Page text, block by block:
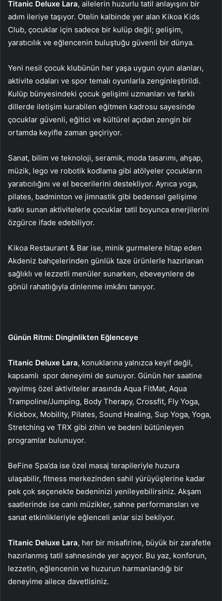
Titanic Deluxe Lara, ailelerin huzurlu tatil anlayışını bir
adım ileriye taşıyor. Otelin kalbinde yer alan Kikoa Kids
Club, çocuklar için sadece bir kulüp değil; gelişim,
yaratıcılık ve eğlencenin buluştuğu güvenli bir dünya.
Yeni nesil çocuk klubünün her yaşa uygun oyun alanları,
aktivite odaları ve spor temalı oyunlarla zenginleştirildi.
Kulüp bünyesindeki çocuk gelişimi uzmanları ve farklı
dillerde iletişim kurabilen eğitmen kadrosu sayesinde
çocuklar güvenli, eğitici ve kültürel açıdan zengin bir
ortamda keyifle zaman geçiriyor.
Sanat, bilim ve teknoloji, seramik, moda tasarımı, ahşap,
müzik, lego ve robotik kodlama gibi atölyeler çocukların
yaratıcılığını ve el becerilerini destekliyor. Ayrıca yoga,
pilates, badminton ve jimnastik gibi bedensel gelişime
katkı sunan aktivitelerle çocuklar tatil boyunca enerjilerini
özgürce ifade edebiliyor.
Kikoa Restaurant & Bar ise, minik gurmelere hitap eden
Akdeniz bahçelerinden günlük taze ürünlerle hazırlanan
sağlıklı ve lezzetli menüler sunarken, ebeveynlere de
gönül rahatlığıyla dinlenme imkânı tanıyor.
Günün Ritmi: Dinginlikten Eğlenceye
Titanic Deluxe Lara, konuklarına yalnızca keyif değil,
kapsamlı spor deneyimi de sunuyor. Günün her saatine
yayılmış özel aktiviteler arasında Aqua FitMat, Aqua
Trampoline/Jumping, Body Therapy, Crossfit, Fly Yoga,
Kickbox, Mobility, Pilates, Sound Healing, Sup Yoga, Yoga,
Stretching ve TRX gibi zihin ve bedeni bütünleyen
programlar bulunuyor.
BeFine Spa’da ise özel masaj terapileriyle huzura
ulaşabilir, fitness merkezinden sahil yürüyüşlerine kadar
pek çok seçenekte bedeninizi yenileyebilirsiniz. Akşam
saatlerinde ise canlı müzikler, sahne performansları ve
sanat etkinlikleriyle eğlenceli anlar sizi bekliyor.
Titanic Deluxe Lara, her bir misafirine, büyük bir zarafetle
hazırlanmış tatil sahnesinde yer açıyor. Bu yaz, konforun,
lezzetin, eğlencenin ve huzurun harmanlandığı bir
deneyime ailece davetlisiniz.